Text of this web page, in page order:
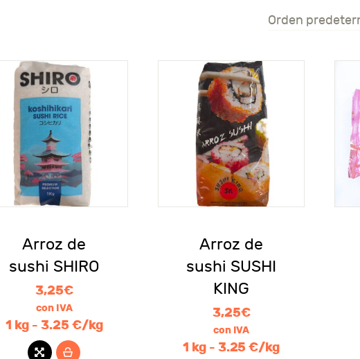
Arroz de
sushi SHIRO
3,25€
con IVA
1 kg - 3.25 €/kg
Arroz de
sushi SUSHI
KING
3,25€
con IVA
1 kg - 3.25 €/kg